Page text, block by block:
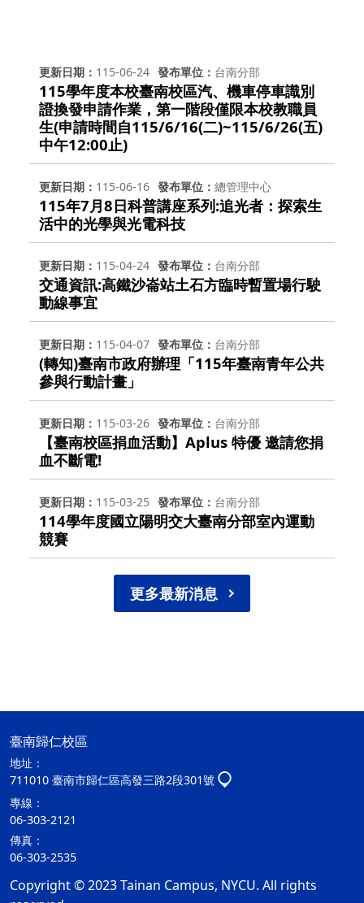
更新日期 115-06-24 發布單位 台南分部
115學年度本校臺南校區汽、機車停車識別
證換發申請作業，第一階段僅限本校教職員
生(申請時間自115/6/16(二)~115/6/26(五)
中午12:00止)
更新日期 115-06-16 發布單位 總管理中心
115年7月8日科普講座系列:追光者：探索生
活中的光學與光電科技
更新日期 115-04-24 發布單位 台南分部
交通資訊:高鐵沙崙站土石方臨時暫置場行駛
動線事宜
更新日期 115-04-07 發布單位 台南分部
(轉知)臺南市政府辦理「115年臺南青年公共
參與行動計畫」
更新日期 115-03-26 發布單位 台南分部
【臺南校區捐血活動】Aplus 特優 邀請您捐
血不斷電!
更新日期 115-03-25 發布單位 台南分部
114學年度國立陽明交大臺南分部室內運動
競賽
更多最新消息
臺南歸仁校區
地址：
711010 臺南市歸仁區高發三路2段301號
專線：
06-303-2121
傳真：
06-303-2535
Copyright © 2023 Tainan Campus, NYCU. All rights